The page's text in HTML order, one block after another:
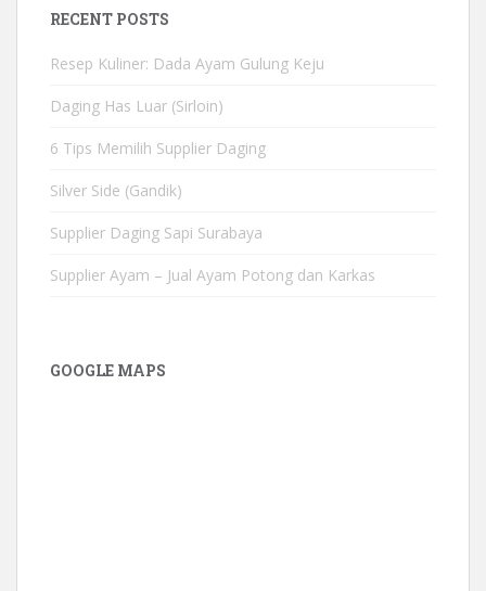
RECENT POSTS
Resep Kuliner: Dada Ayam Gulung Keju
Daging Has Luar (Sirloin)
6 Tips Memilih Supplier Daging
Silver Side (Gandik)
Supplier Daging Sapi Surabaya
Supplier Ayam – Jual Ayam Potong dan Karkas
GOOGLE MAPS